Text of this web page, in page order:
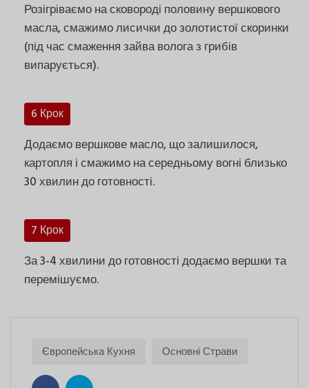
Розігріваємо на сковороді половину вершкового
масла, смажимо лисички до золотистої скоринки
(під час смаження зайва волога з грибів
випарується).
6 Крок
Додаємо вершкове масло, що залишилося,
картопля і смажимо на середньому вогні близько
30 хвилин до готовності.
7 Крок
За 3-4 хвилини до готовності додаємо вершки та
перемішуємо.
Європейська Кухня Основні Страви